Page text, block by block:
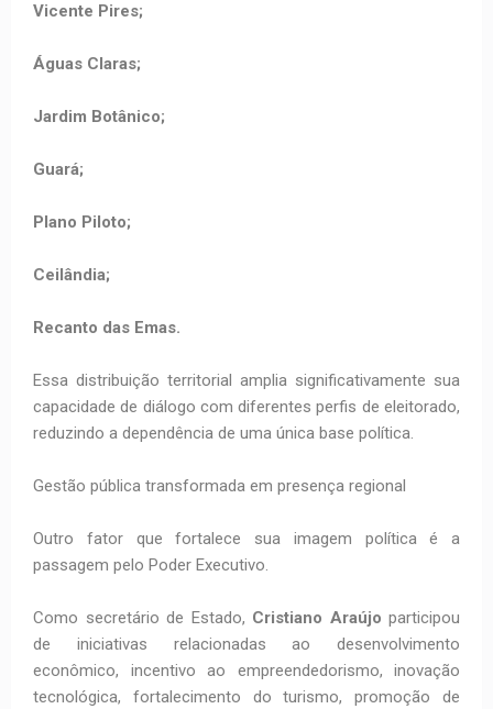
Vicente Pires;
Águas Claras;
Jardim Botânico;
Guará;
Plano Piloto;
Ceilândia;
Recanto das Emas.
Essa distribuição territorial amplia significativamente sua
capacidade de diálogo com diferentes perfis de eleitorado,
reduzindo a dependência de uma única base política.
Gestão pública transformada em presença regional
Outro fator que fortalece sua imagem política é a
passagem pelo Poder Executivo.
Como secretário de Estado, Cristiano Araújo participou
de iniciativas relacionadas ao desenvolvimento
econômico, incentivo ao empreendedorismo, inovação
tecnológica, fortalecimento do turismo, promoção de